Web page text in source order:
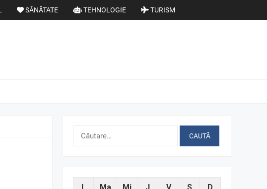
SĂNĂTATE TEHNOLOGIE TURISM
Caută